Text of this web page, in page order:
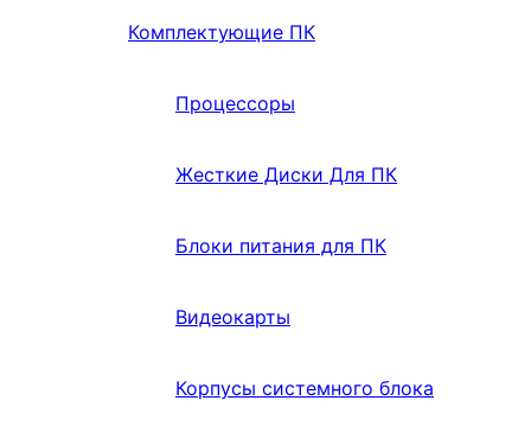
Комплектующие ПК
Процессоры
Жесткие Диски Для ПК
Блоки питания для ПК
Видеокарты
Корпусы системного блока